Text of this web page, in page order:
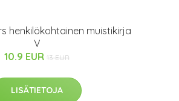
henkilökohtainen muistikirja
V
10.9 EUR 13 EUR
LISÄTIETOJA